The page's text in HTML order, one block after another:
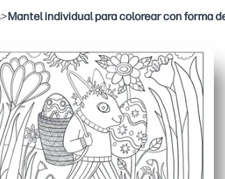
>Mantel individual para colorear con forma